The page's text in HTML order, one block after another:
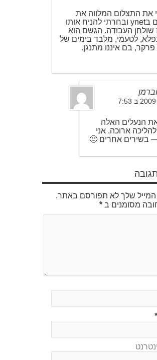
את התצלום המלווה את
השירים בynet ובחרתי להניח אותו
שולחן העבודה. הגשם הוא
לטעמי, מלבד בימים של
פרקר, בם איננו מתנגן.
הנעלים האלה
ארוכה, אני
בשירים אחרים 🙂
שלך לא תפורסם באתר.
מסומנים ב *
*